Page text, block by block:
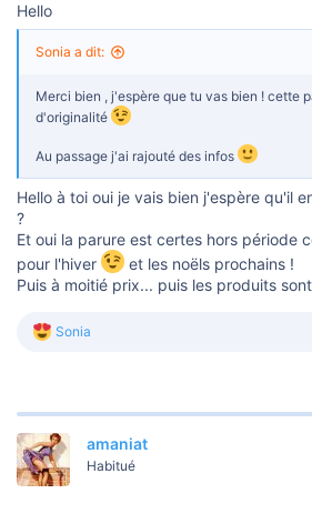
Hello
Sonia a dit:
Merci bien , j'espère que tu vas bien ! cette
d'originalité
Au passage j'ai rajouté des infos
Hello à toi oui je vais bien j'espère qu'il
?
Et oui la parure est certes hors période
pour l'hiver
et les noëls prochains !
Puis à moitié prix... puis les produits
L
é
c
t
i
Sonia
amaniat
Habitué